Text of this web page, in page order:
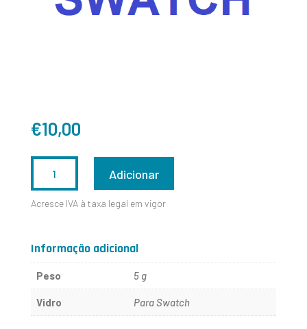
€10,00
DE
290X330
Adicionar
Acresce IVA à taxa legal em vigor
Informação adicional
Peso 5 g
Vidro Para Swatch